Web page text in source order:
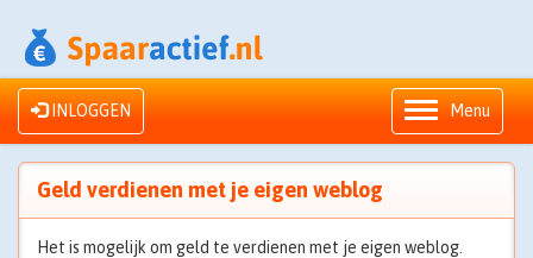
Menu
INLOGGEN
Geld verdienen met je eigen weblog
Het is mogelijk om geld te verdienen met je eigen weblog.